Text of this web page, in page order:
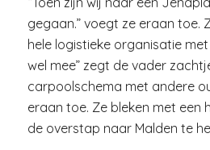
gegaan.” voegt ze eraan toe.
hele logistieke organisatie met
wel mee” zegt de vader
carpoolschema met andere
eraan toe. Ze bleken met een
de overstap naar Malden te